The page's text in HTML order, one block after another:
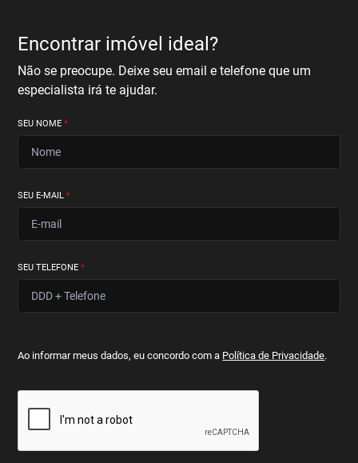
Encontrar imóvel ideal?
Não se preocupe. Deixe seu email e telefone que um
especialista irá te ajudar.
SEU NOME*
SEU E-MAIL*
SEU TELEFONE*
Ao informar meus dados, eu concordo com a Política de Privacidade.